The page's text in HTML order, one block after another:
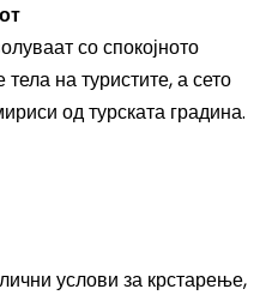
со спокојното
на туристите, а сето
од турската градина.
услови за крстарење,